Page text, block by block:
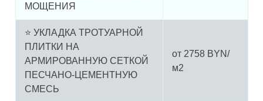
МОЩЕНИЯ
⭐ УКЛАДКА ТРОТУАРНОЙ
ПЛИТКИ НА
АРМИРОВАННУЮ СЕТКОЙ
ПЕСЧАНО-ЦЕМЕНТНУЮ
СМЕСЬ
от 2758 BYN/
м2